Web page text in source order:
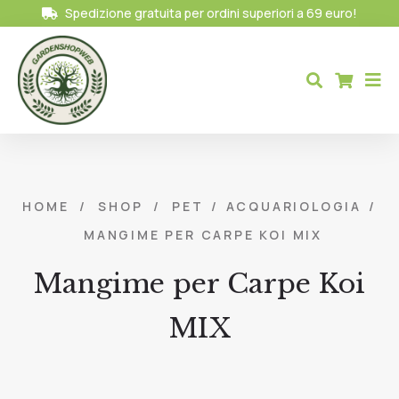
Spedizione gratuita per ordini superiori a 69 euro!
HOME / SHOP / PET / ACQUARIOLOGIA
/
MANGIME PER CARPE KOI MIX
Mangime per Carpe Koi
MIX